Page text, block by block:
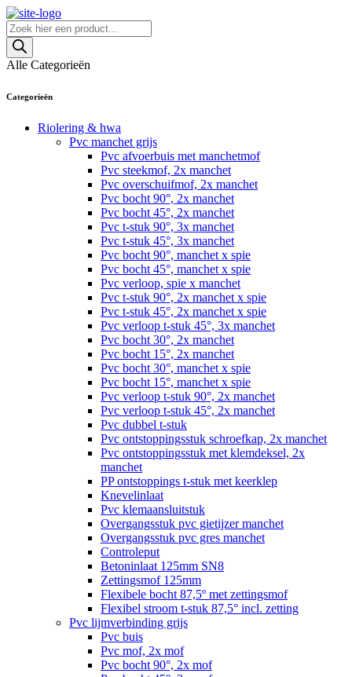
Skip
to
content
Producten
zoeken
Alle Categorieën
Categorieën
Riolering & hwa
Pvc manchet grijs
Pvc afvoerbuis met manchetmof
Pvc steekmof, 2x manchet
Pvc overschuifmof, 2x manchet
Pvc bocht 90°, 2x manchet
Pvc bocht 45°, 2x manchet
Pvc t-stuk 90°, 3x manchet
Pvc t-stuk 45°, 3x manchet
Pvc bocht 90°, manchet x spie
Pvc bocht 45°, manchet x spie
Pvc verloop, spie x manchet
Pvc t-stuk 90°, 2x manchet x spie
Pvc t-stuk 45°, 2x manchet x spie
Pvc verloop t-stuk 45°, 3x manchet
Pvc bocht 30°, 2x manchet
Pvc bocht 15°, 2x manchet
Pvc bocht 30°, manchet x spie
Pvc bocht 15°, manchet x spie
Pvc verloop t-stuk 90°, 2x manchet
Pvc verloop t-stuk 45°, 2x manchet
Pvc dubbel t-stuk
Pvc ontstoppingsstuk schroefkap, 2x manchet
Pvc ontstoppingsstuk met klemdeksel, 2x
manchet
PP ontstoppings t-stuk met keerklep
Knevelinlaat
Pvc klemaansluitstuk
Overgangsstuk pvc gietijzer manchet
Overgangsstuk pvc gres manchet
Controleput
Betoninlaat 125mm SN8
Zettingsmof 125mm
Flexibele bocht 87,5º met zettingsmof
Flexibel stroom t-stuk 87,5° incl. zetting
Pvc lijmverbinding grijs
Pvc buis
Pvc mof, 2x mof
Pvc bocht 90°, 2x mof